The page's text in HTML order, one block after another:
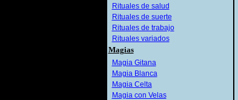
Rituales de salud
Rituales de suerte
Rituales de trabajo
Rituales variados
Magias
Magia Gitana
Magia Blanca
Magia Celta
Magia con Velas